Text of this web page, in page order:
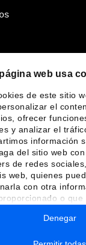
web usa
de este sitio
el
ofrecer
y analizar el
información
del sitio web
de redes
web, quienes
con otra
o que
a partir del uso
de sus servicios.
Denegar
Foro
idiomas
y normas